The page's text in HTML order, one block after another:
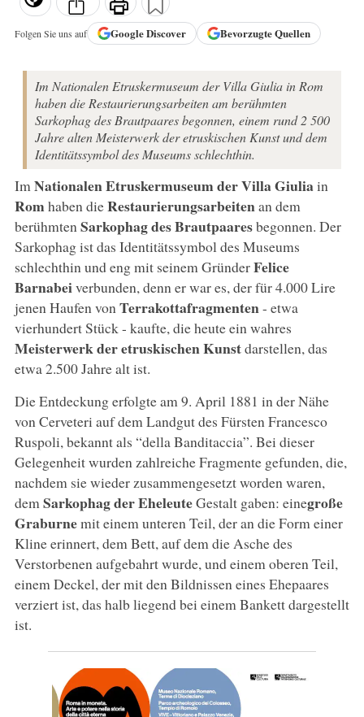
Folgen Sie uns auf GoogleDiscover Bevorzugte Quellen
Im Nationalen Etruskermuseum der Villa Giulia in Rom
haben die Restaurierungsarbeiten am berühmten
Sarkophag des Brautpaares begonnen, einem rund 2 500
Jahre alten Meisterwerk der etruskischen Kunst und dem
Identitätssymbol des Museums schlechthin.
Im Nationalen Etruskermuseum der Villa Giuliain
Romhaben dieRestaurierungsarbeitenan dem
berühmtenSarkophag des Brautpaaresbegonnen. Der
Sarkophag ist das Identitätssymbol des Museums
schlechthin und eng mit seinem GründerFelice
Barnabeiverbunden, denn er war es, der für 4.000 Lire
jenen Haufen vonTerrakottafragmenten- etwa
vierhundert Stück - kaufte, die heute ein wahres
Meisterwerk der etruskischen Kunstdarstellen, das
etwa 2.500 Jahre alt ist.
Die Entdeckung erfolgte am 9. April 1881 in der Nähe
von Cerveteri auf dem Landgut des Fürsten Francesco
Ruspoli, bekannt als “della Banditaccia”. Bei dieser
Gelegenheit wurden zahlreiche Fragmente gefunden, die,
nachdem sie wieder zusammengesetzt worden waren,
dem Sarkophag der EheleuteGestalt gaben: einegroße
Graburnemit einem unteren Teil, der an die Form einer
Kline erinnert, dem Bett, auf dem die Asche des
Verstorbenen aufgebahrt wurde, und einem oberen Teil,
einem Deckel, der mit den Bildnissen eines Ehepaares
verziert ist, das halb liegend bei einem Bankett dargestellt
ist.